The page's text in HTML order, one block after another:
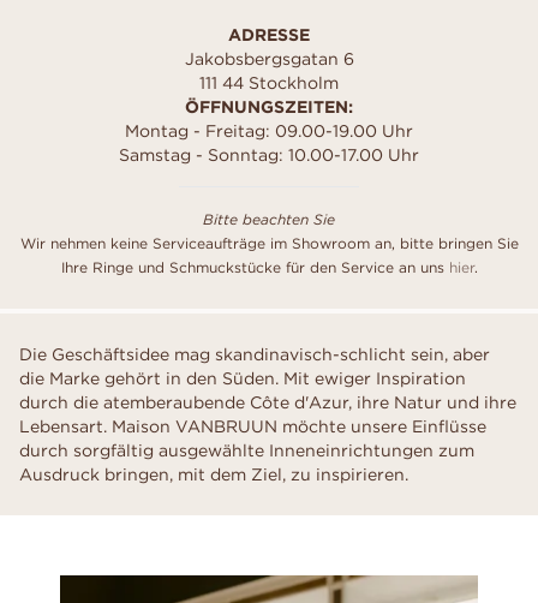
ADRESSE
Jakobsbergsgatan 6
111 44 Stockholm
ÖFFNUNGSZEITEN:
Montag - Freitag: 09.00-19.00 Uhr
Samstag - Sonntag: 10.00-17.00 Uhr
Bitte beachten Sie
Wir nehmen keine Serviceaufträge im Showroom an, bitte bringen Sie
Ihre Ringe und Schmuckstücke für den Service an uns hier.
Die Geschäftsidee mag skandinavisch-schlicht sein, aber
die Marke gehört in den Süden. Mit ewiger Inspiration
durch die atemberaubende Côte d'Azur, ihre Natur und ihre
Lebensart. Maison VANBRUUN möchte unsere Einflüsse
durch sorgfältig ausgewählte Inneneinrichtungen zum
Ausdruck bringen, mit dem Ziel, zu inspirieren.